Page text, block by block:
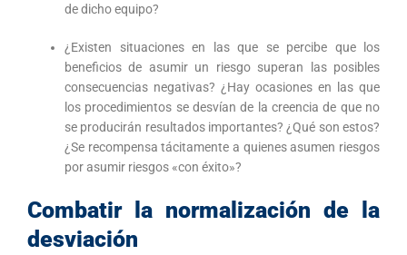
de dicho equipo?
¿Existen situaciones en las que se percibe que los
beneficios de asumir un riesgo superan las posibles
consecuencias negativas? ¿Hay ocasiones en las que
los procedimientos se desvían de la creencia de que no
se producirán resultados importantes? ¿Qué son estos?
¿Se recompensa tácitamente a quienes asumen riesgos
por asumir riesgos «con éxito»?
Combatir la normalización de la
desviación